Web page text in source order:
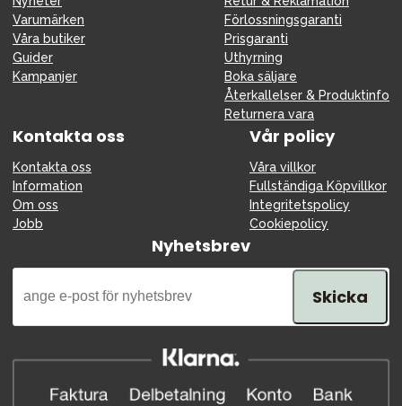
Varumärken
Våra butiker
Guider
Kampanjer
Förlossningsgaranti
Prisgaranti
Uthyrning
Boka säljare
Återkallelser & Produktinfo
Returnera vara
Kontakta oss
Kontakta oss
Information
Om oss
Jobb
Vår policy
Våra villkor
Fullständiga Köpvillkor
Integritetspolicy
Cookiepolicy
Nyhetsbrev
Skicka